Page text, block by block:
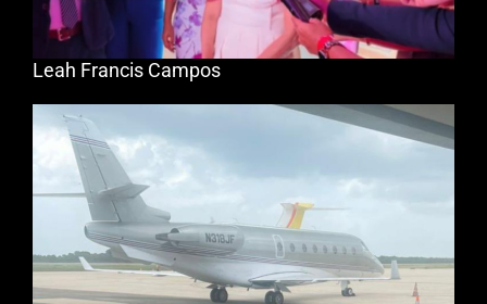
Leah Francis Campos